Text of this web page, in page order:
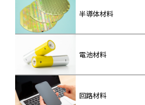
半導体材料
電池材料
回路材料